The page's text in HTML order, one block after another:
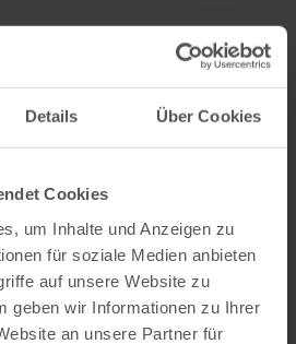
Details Über Cookies
Cookies
um Inhalte und Anzeigen zu
für soziale Medien anbieten
auf unsere Website zu
geben wir Informationen zu Ihrer
an unsere Partner für